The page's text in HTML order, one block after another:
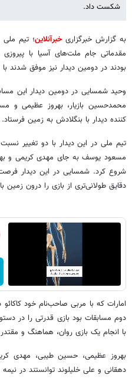
شکست داد.
به گزارش خبرگزاریخبرآنلاین؛ تیم ملی
بودند در دومین دیدار نیز موفق شدند با نتیجه ۱۰-۰ امارات را از
وحید شمسایی در دومین دیدار این
محمدحسین بازیار، بهروز عظیمی و
کننده دیدار با بنگلادش به زمین فرستاد.
تیم ملی در این دیدار با دو تغییر
مسعود یوسف به جای مهدی کریمی و
شروع کرد. شمسایی در این دیدار فرصت
دقایق طولانی‌تری از بازی را درون زمین
امارات که با مربی صاحب‌نام خود
دوم مسابقات بود بازی قدرتی را در
با انجام یک بازی روان، هماهنگ و
دهقانی و علی خلیلوند توانستند در نیمه اول ۷ بار دروازه امارات را